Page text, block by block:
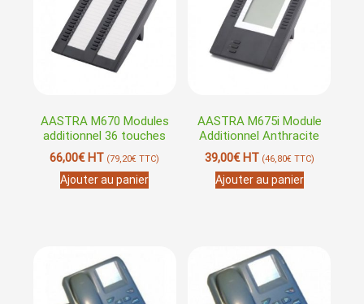
AASTRA M670 Modules
additionnel 36 touches
66,00€HT (79,20€ TTC)
Ajouter au panier
AASTRA M675i Module
Additionnel Anthracite
39,00€HT (46,80€TTC)
Ajouter au panier